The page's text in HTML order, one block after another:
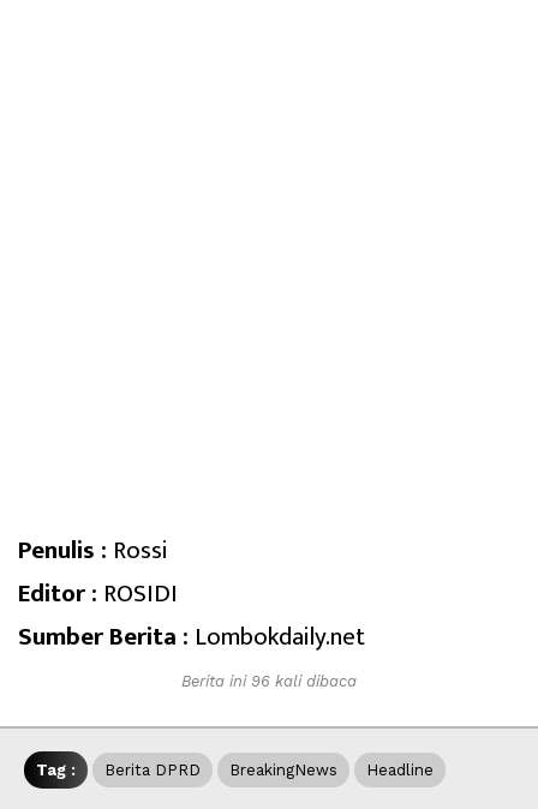
Penulis : Rossi
Editor : ROSIDI
Sumber Berita : Lombokdaily.net
Berita ini 96 kali dibaca
Tag : Berita DPRD BreakingNews Headline